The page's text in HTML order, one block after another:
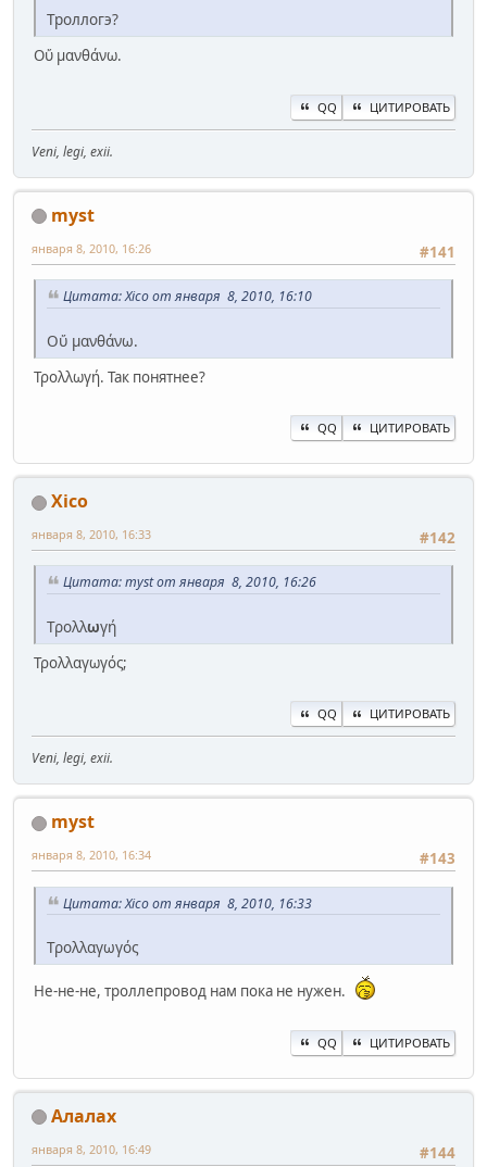
Троллогэ?
Οὔ μανθάνω.
QQ ЦИТИРОВАТЬ
Veni, legi, exii.
myst
#141
января 8, 2010, 16:26
Цитата: Xico от января 8, 2010, 16:10
Οὔ μανθάνω.
Τρολλωγή. Так понятнее?
QQ ЦИТИРОВАТЬ
Xico
#142
января 8, 2010, 16:33
Цитата: myst от января 8, 2010, 16:26
Τρολλωγή
Τρολλαγωγός;
QQ ЦИТИРОВАТЬ
Veni, legi, exii.
myst
#143
января 8, 2010, 16:34
Цитата: Xico от января 8, 2010, 16:33
Τρολλαγωγός
Не-не-не, троллепровод нам пока не нужен.
QQ ЦИТИРОВАТЬ
Алалах
#144
января 8, 2010, 16:49